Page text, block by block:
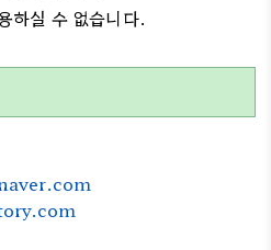
하실 수 없습니다.